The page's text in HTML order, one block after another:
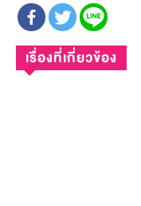
เรื่องที่เกี่ยวข้อง